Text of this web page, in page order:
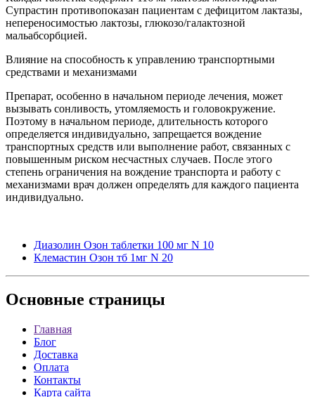
Супрастин противопоказан пациентам с дефицитом лактазы,
непереносимостью лактозы, глюкозо/галактозной
мальабсорбцией.
Влияние на способность к управлению транспортными
средствами и механизмами
Препарат, особенно в начальном периоде лечения, может
вызывать сонливость, утомляемость и головокружение.
Поэтому в начальном периоде, длительность которого
определяется индивидуально, запрещается вождение
транспортных средств или выполнение работ, связанных с
повышенным риском несчастных случаев. После этого
степень ограничения на вождение транспорта и работу с
механизмами врач должен определять для каждого пациента
индивидуально.
Диазолин Озон таблетки 100 мг N 10
Клемастин Озон тб 1мг N 20
Основные страницы
Главная
Блог
Доставка
Оплата
Контакты
Карта сайта